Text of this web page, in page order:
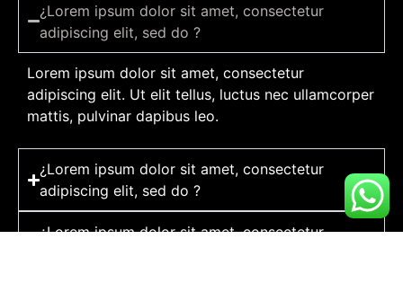
¿Lorem ipsum dolor sit amet, consectetur
adipiscing elit, sed do ?
Lorem ipsum dolor sit amet, consectetur
adipiscing elit. Ut elit tellus, luctus nec ullamcorper
mattis, pulvinar dapibus leo.
¿Lorem ipsum dolor sit amet, consectetur
adipiscing elit, sed do ?
¿Lorem ipsum dolor sit amet, consectetur